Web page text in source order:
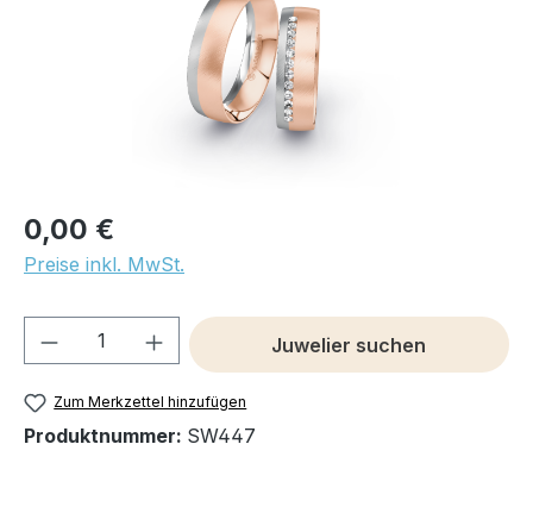
0,00 €
Preise inkl. MwSt.
Produkt Anzahl: Gib denJuwelier suchen
Zum Merkzettel hinzufügen
Produktnummer: SW447